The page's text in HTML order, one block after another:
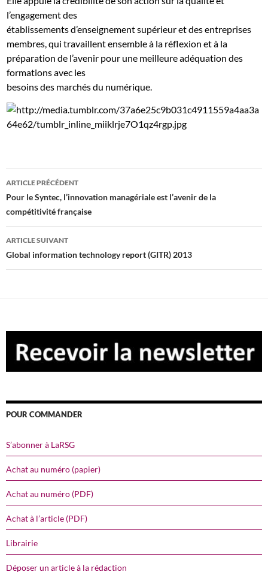
l’engagement des
établissements d’enseignement supérieur et des entreprises
membres, qui travaillent ensemble à la réflexion et à la
préparation de l’avenir pour une meilleure adéquation des
formations avec les
besoins des marchés du numérique.
Navigation
des
articles
ARTICLE PRÉCÉDENT
Pour le Syntec, l’innovation managériale est l’avenir de la
compétitivité française
ARTICLE SUIVANT
Global information technology report (GITR) 2013
POUR COMMANDER
S’abonner à LaRSG
Achat au numéro (papier)
Achat au numéro (PDF)
Achat à l’article (PDF)
Librairie
Déposer un article à la rédaction